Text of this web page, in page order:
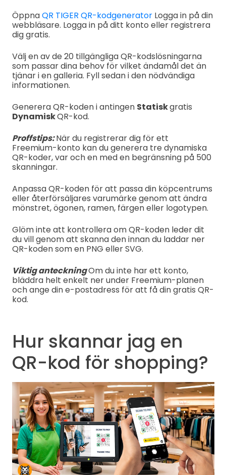
ÖppnaQR TIGER QR-kodgeneratorLogga in på din
webbläsare. Logga in på ditt konto eller registrera
dig gratis.
Välj en av de 20 tillgängliga QR-kodslösningarna
som passar dina behov för vilket ändamål det än
tjänar i en galleria. Fyll sedan i den nödvändiga
informationen.
Generera QR-koden i antingen Statiskgratis
DynamiskQR-kod.
Proffstips:När du registrerar dig för ett
Freemium-konto kan du generera tre dynamiska
QR-koder, var och en med en begränsning på 500
skanningar.
Anpassa QR-koden för att passa din köpcentrums
eller återförsäljares varumärke genom att ändra
mönstret, ögonen, ramen, färgen eller logotypen.
Glöm inte att kontrollera om QR-koden leder dit
du vill genom att skanna den innan du laddar ner
QR-koden som en PNG eller SVG.
Viktig anteckningOm du inte har ett konto,
bläddra helt enkelt ner under Freemium-planen
och ange din e-postadress för att få din gratis QR-
kod.
Hur skannar jag en
QR-kod för shopping?